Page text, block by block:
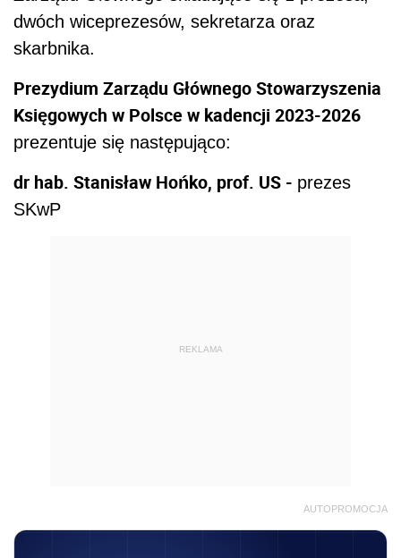
dwóch wiceprezesów, sekretarza oraz
skarbnika.
Prezydium Zarządu Głównego Stowarzyszenia
Księgowych w Polsce w kadencji 2023-2026
prezentuje się następująco:
dr hab. Stanisław Hońko, prof. US - prezes
SKwP
REKLAMA
AUTOPROMOCJA